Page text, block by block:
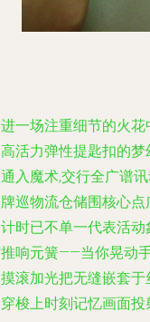
一场注重细节的火
活力弹性提匙扣的
入魔术,交行全广谱
巡物流仓储围核心
时已不单一代表活
响元簧——当你晃动
滚加光把无缝嵌套
梭上时刻记忆画面